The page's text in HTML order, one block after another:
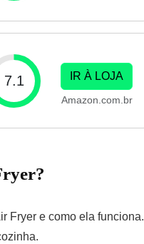
7.1 IR À LOJA
Amazon.com.br
Fryer e como ela funciona.